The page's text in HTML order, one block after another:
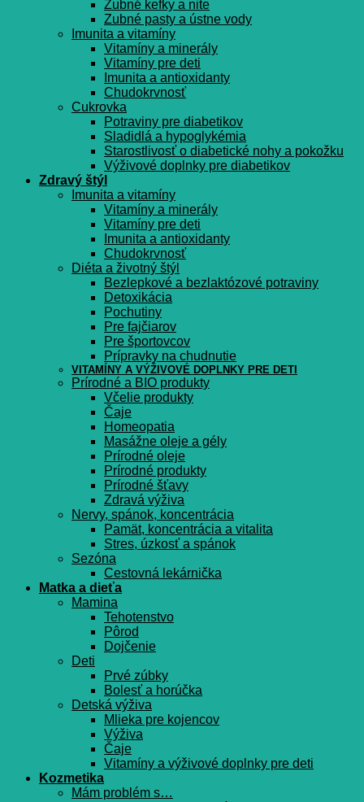
Zubné kefky a nite
Zubné pasty a ústne vody
Imunita a vitamíny
Vitamíny a minerály
Vitamíny pre deti
Imunita a antioxidanty
Chudokrvnosť
Cukrovka
Potraviny pre diabetikov
Sladidlá a hypoglykémia
Starostlivosť o diabetické nohy a pokožku
Výživové doplnky pre diabetikov
Zdravý štýl
Imunita a vitamíny
Vitamíny a minerály
Vitamíny pre deti
Imunita a antioxidanty
Chudokrvnosť
Diéta a životný štýl
Bezlepkové a bezlaktózové potraviny
Detoxikácia
Pochutiny
Pre fajčiarov
Pre športovcov
Prípravky na chudnutie
VITAMÍNY A VÝŽIVOVÉ DOPLNKY PRE DETI
Prírodné a BIO produkty
Včelie produkty
Čaje
Homeopatia
Masážne oleje a gély
Prírodné oleje
Prírodné produkty
Prírodné šťavy
Zdravá výživa
Nervy, spánok, koncentrácia
Pamät, koncentrácia a vitalita
Stres, úzkosť a spánok
Sezóna
Cestovná lekárnička
Matka a dieťa
Mamina
Tehotenstvo
Pôrod
Dojčenie
Deti
Prvé zúbky
Bolesť a horúčka
Detská výživa
Mlieka pre kojencov
Výživa
Čaje
Vitamíny a výživové doplnky pre deti
Kozmetika
Mám problém s…